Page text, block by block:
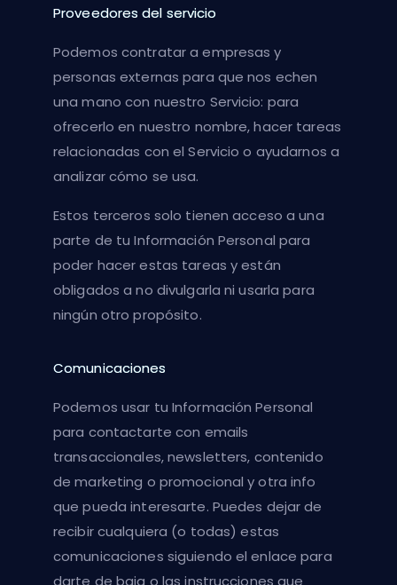
Proveedores del servicio
Podemos contratar a empresas y
personas externas para que nos echen
una mano con nuestro Servicio: para
ofrecerlo en nuestro nombre, hacer tareas
relacionadas con el Servicio o ayudarnos a
analizar cómo se usa.
Estos terceros solo tienen acceso a una
parte de tu Información Personal para
poder hacer estas tareas y están
obligados a no divulgarla ni usarla para
ningún otro propósito.
Comunicaciones
Podemos usar tu Información Personal
para contactarte con emails
transaccionales, newsletters, contenido
de marketing o promocional y otra info
que pueda interesarte. Puedes dejar de
recibir cualquiera (o todas) estas
comunicaciones siguiendo el enlace para
darte de baja o las instrucciones que